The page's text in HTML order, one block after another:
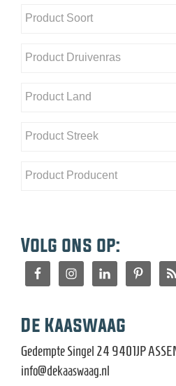
Volg ons op:
De Kaaswaag
Gedempte Singel 24 9401JP
info@dekaaswaag.nl